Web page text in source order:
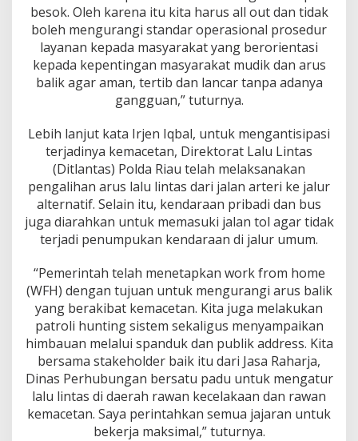
besok. Oleh karena itu kita harus all out dan tidak
boleh mengurangi standar operasional prosedur
layanan kepada masyarakat yang berorientasi
kepada kepentingan masyarakat mudik dan arus
balik agar aman, tertib dan lancar tanpa adanya
gangguan,” tuturnya.
Lebih lanjut kata Irjen Iqbal, untuk mengantisipasi
terjadinya kemacetan, Direktorat Lalu Lintas
(Ditlantas) Polda Riau telah melaksanakan
pengalihan arus lalu lintas dari jalan arteri ke jalur
alternatif. Selain itu, kendaraan pribadi dan bus
juga diarahkan untuk memasuki jalan tol agar tidak
terjadi penumpukan kendaraan di jalur umum.
“Pemerintah telah menetapkan work from home
(WFH) dengan tujuan untuk mengurangi arus balik
yang berakibat kemacetan. Kita juga melakukan
patroli hunting sistem sekaligus menyampaikan
himbauan melalui spanduk dan publik address. Kita
bersama stakeholder baik itu dari Jasa Raharja,
Dinas Perhubungan bersatu padu untuk mengatur
lalu lintas di daerah rawan kecelakaan dan rawan
kemacetan. Saya perintahkan semua jajaran untuk
bekerja maksimal,” tuturnya.